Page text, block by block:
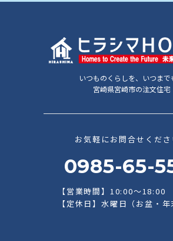
いつものくらしを、いつまで
宮崎県宮崎市の注文住宅
お気軽にお問合せくださ
0985-65-
【営業時間】10:00～18:00
【定休日】水曜日（お盆・年